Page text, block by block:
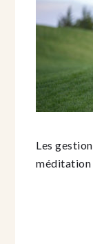
Les
méditation